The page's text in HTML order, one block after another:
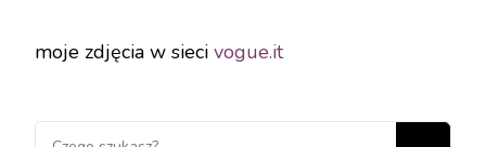
moje zdjęcia w sieci vogue.it